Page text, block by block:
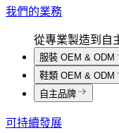
我們的業務
從專業製造到自
服裝 OEM & ODM
鞋類 OEM & ODM
自主品牌
可持續發展